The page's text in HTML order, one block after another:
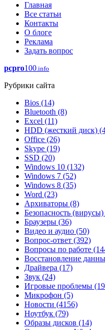
Главная
Все статьи
Контакты
О блоге
Реклама
Задать вопрос
pcpro100.info
Рубрики сайта
Bios (14)
Bluetooth (8)
Excel (11)
HDD (жесткий диск)
Office (26)
Skype (19)
SSD (20)
Windows 10 (132)
Windows 7 (52)
Windows 8 (35)
Word (23)
Архиваторы (8)
Безопасность (вирусы)
Браузеры (36)
Видео и аудио (50)
Вопрос-ответ (392)
Вопросы по работе
Восстановление
Драйвера (17)
Звук (24)
Игровые проблемы
Микрофон (5)
Новости (4156)
Ноутбук (79)
Образы дисков (14)